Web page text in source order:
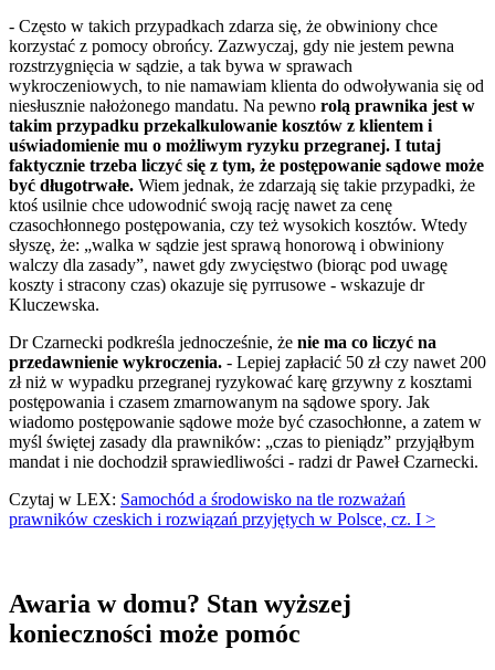
- Często w takich przypadkach zdarza się, że obwiniony chce
korzystać z pomocy obrońcy. Zazwyczaj, gdy nie jestem pewna
rozstrzygnięcia w sądzie, a tak bywa w sprawach
wykroczeniowych, to nie namawiam klienta do odwoływania się od
niesłusznie nałożonego mandatu. Na pewno rolą prawnika jest w
takim przypadku przekalkulowanie kosztów z klientem i
uświadomienie mu o możliwym ryzyku przegranej. I tutaj
faktycznie trzeba liczyć się z tym, że postępowanie sądowe może
być długotrwałe. Wiem jednak, że zdarzają się takie przypadki, że
ktoś usilnie chce udowodnić swoją rację nawet za cenę
czasochłonnego postępowania, czy też wysokich kosztów. Wtedy
słyszę, że: „walka w sądzie jest sprawą honorową i obwiniony
walczy dla zasady”, nawet gdy zwycięstwo (biorąc pod uwagę
koszty i stracony czas) okazuje się pyrrusowe - wskazuje dr
Kluczewska.
Dr Czarnecki podkreśla jednocześnie, że nie ma co liczyć na
przedawnienie wykroczenia. - Lepiej zapłacić 50 zł czy nawet 200
zł niż w wypadku przegranej ryzykować karę grzywny z kosztami
postępowania i czasem zmarnowanym na sądowe spory. Jak
wiadomo postępowanie sądowe może być czasochłonne, a zatem w
myśl świętej zasady dla prawników: „czas to pieniądz” przyjąłbym
mandat i nie dochodził sprawiedliwości - radzi dr Paweł Czarnecki.
Czytaj w LEX: Samochód a środowisko na tle rozważań
prawników czeskich i rozwiązań przyjętych w Polsce, cz. I >
Awaria w domu? Stan wyższej
konieczności może pomóc